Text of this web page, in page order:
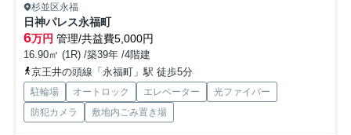
杉並区永福
日神パレス永福町
6万円 管理/共益費5,000円
16.90㎡ (1R) /築39年 /4階建
京王井の頭線「永福町」駅 徒歩5分
駐輪場 オートロック エレベーター
光ファイバー
防犯カメラ
敷地内ごみ置き場